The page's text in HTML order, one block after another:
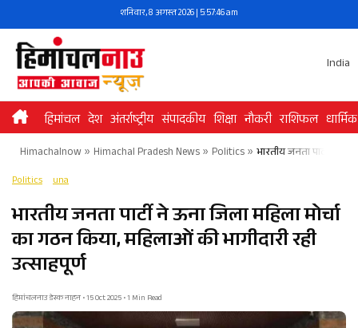
to
content
शनिवार, 8 अगस्त 2026 | 5:57:46 am
India
हिमांचल देश अंतर्राष्ट्रीय संपादकीय शिक्षा नौकरी राशिफल धार्मिक
Himachalnow» Himachal Pradesh News» Politics» भारतीय जनता पार्टी ने
Politics una
भारतीय जनता पार्टी ने ऊना जिला महिला मोर्चा
का गठन किया, महिलाओं की भागीदारी रही
उत्साहपूर्ण
हिमांचलनाउ डेस्क नाहन • 15 Oct 2025 • 1 Min Read